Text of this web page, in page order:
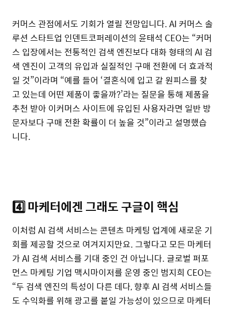
커머스 관점에서도 기회가 열릴 전망입니다. AI 커머스 솔
루션 스타트업 인덴트코퍼레이션의 윤태석 CEO는 “커머
스 입장에서는 전통적인 검색 엔진보다 대화 형태의 AI 검
색 엔진이 고객의 유입과 실질적인 구매 전환에 더 효과적
일 것”이라며 “예를 들어 ‘결혼식에 입고 갈 원피스를 찾
고 있는데 어떤 제품이 좋을까?’라는 질문을 통해 제품을
추천 받아 이커머스 사이트에 유입된 사용자라면 일반 방
문자보다 구매 전환 확률이 더 높을 것”이라고 설명했습
니다.
4️⃣ 마케터에겐 그래도구글이 핵심
이처럼 AI 검색 서비스는 콘텐츠 마케팅 업계에 새로운 기
회를 제공할 것으로 여겨지지만요. 그렇다고 모든 마케터
가 AI 검색 서비스를 기대 중인 건 아닙니다. 글로벌 퍼포
먼스 마케팅 기업 맥시마이저를 운영 중인 범지희 CEO는
“두 검색 엔진의 특성이 다른 데다, 향후 AI 검색 서비스들
도 수익화를 위해 광고를 붙일 가능성이 있으므로 마케터